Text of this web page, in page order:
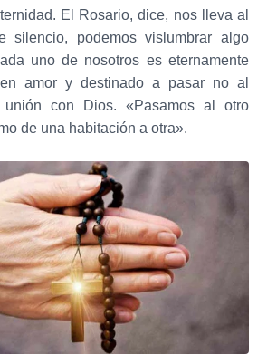
El Rosario, dice, nos lleva al
silencio, podemos vislumbrar algo
uno de nosotros es eternamente
amor y destinado a pasar no al
con Dios. «Pasamos al otro
de una habitación a otra».